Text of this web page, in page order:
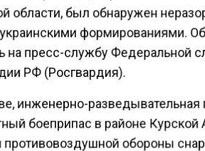
области, был обнаружен
формированиями.
на пресс-службу Федеральной
РФ (Росгвардия).
инженерно-разведывательная
боеприпас в районе Курской
противовоздушной обороны